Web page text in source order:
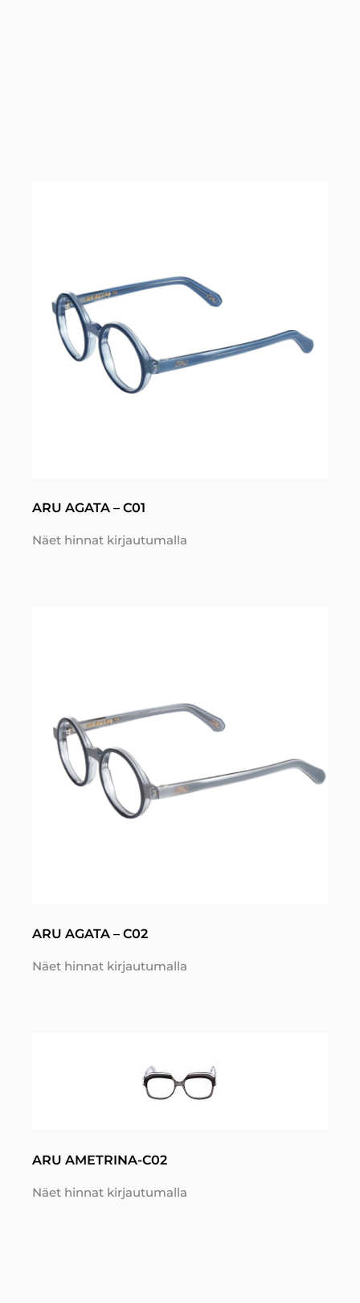
ARU AGATA – C01
Näet hinnat kirjautumalla
ARU AGATA – C02
Näet hinnat kirjautumalla
ARU AMETRINA-C02
Näet hinnat kirjautumalla